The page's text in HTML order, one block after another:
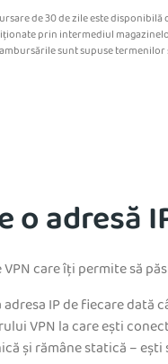
de 30 de zile este
prin intermediul
sunt supuse
o adresă
care îți permite să
IP de fiecare
VPN la care ești
și rămâne statică –